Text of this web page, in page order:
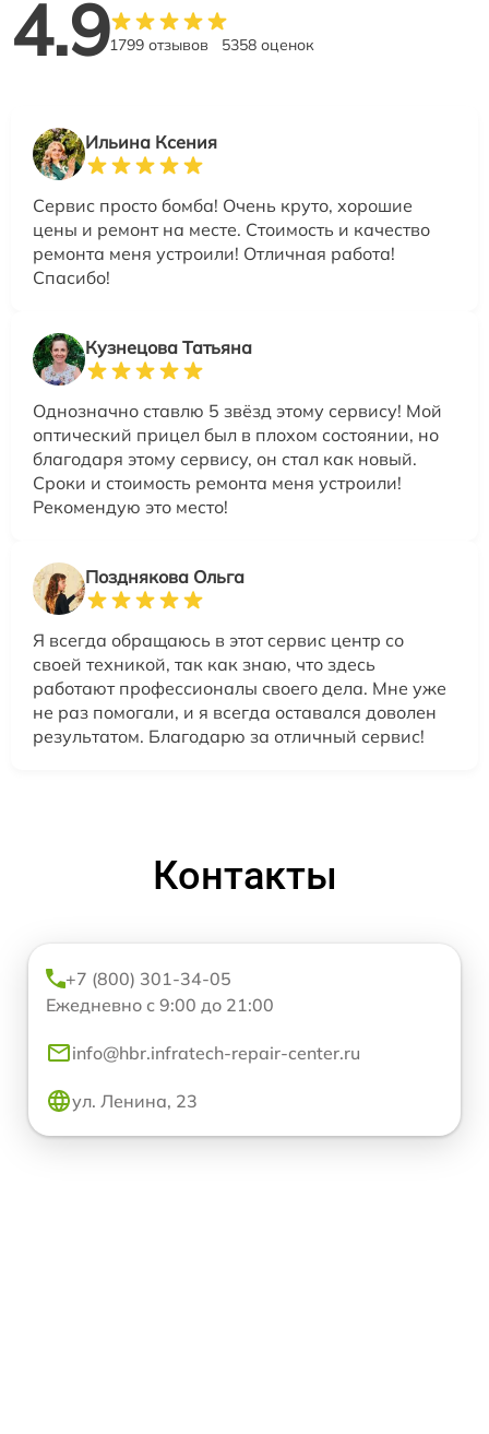
4.91799 отзывов 5358 оценок
Ильина Ксения
Сервис просто бомба! Очень круто, хорошие
цены и ремонт на месте. Стоимость и качество
ремонта меня устроили! Отличная работа!
Спасибо!
Кузнецова Татьяна
Однозначно ставлю 5 звёзд этому сервису! Мой
оптический прицел был в плохом состоянии, но
благодаря этому сервису, он стал как новый.
Сроки и стоимость ремонта меня устроили!
Рекомендую это место!
Позднякова Ольга
Я всегда обращаюсь в этот сервис центр со
своей техникой, так как знаю, что здесь
работают профессионалы своего дела. Мне уже
не раз помогали, и я всегда оставался доволен
результатом. Благодарю за отличный сервис!
Контакты
+7 (800) 301-34-05
Ежедневно с 9:00 до 21:00
info@hbr.infratech-repair-center.ru
ул. Ленина, 23